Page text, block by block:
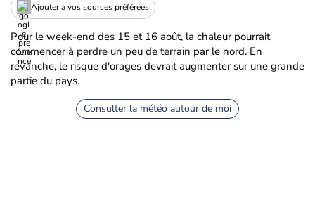
Ajouter à vos sources préférées
Pour le week-end des 15 et 16 août, la chaleur pourrait
commencer à perdre un peu de terrain par le nord. En
revanche, le risque d'orages devrait augmenter sur une grande
partie du pays.
Consulter la météo autour de moi